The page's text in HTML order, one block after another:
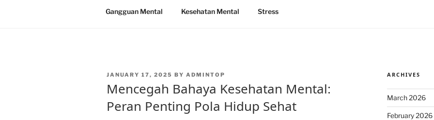
Gangguan Mental Kesehatan Mental Stress
POSTED
JANUARY 17, 2025 BY ADMINTOP
Mencegah Bahaya Kesehatan Mental:
Peran Penting Pola Hidup Sehat
ARCHIVES
March 2026
February 2026